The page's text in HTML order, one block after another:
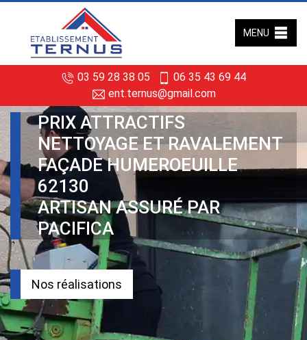
03 59 28 38 05
06 35 43 69 44
ent.ternus@gmail.com
MENU
PRIX ATTRACTIFS
NETTOYAGE ET RAVALEMENT
FAÇADE HUMEROEUILLE
62130
ARTISAN ASSURÉ PAR
PACIFICA
Nos réalisations